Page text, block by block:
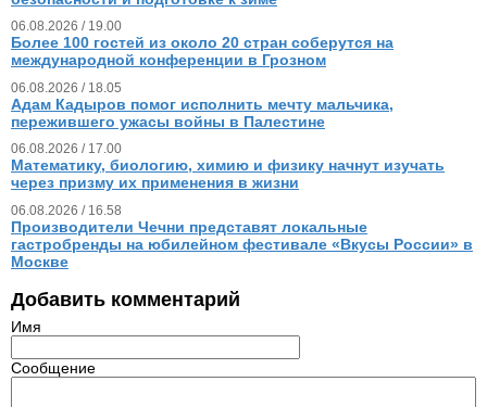
06.08.2026 / 19.00
Более 100 гостей из около 20 стран соберутся на
международной конференции в Грозном
06.08.2026 / 18.05
Адам Кадыров помог исполнить мечту мальчика,
пережившего ужасы войны в Палестине
06.08.2026 / 17.00
Математику, биологию, химию и физику начнут изучать
через призму их применения в жизни
06.08.2026 / 16.58
Производители Чечни представят локальные
гастробренды на юбилейном фестивале «Вкусы России» в
Москве
Добавить комментарий
Имя
Сообщение